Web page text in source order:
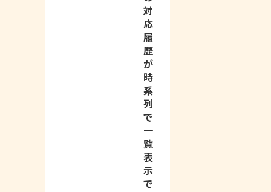
対
応
履
歴
が
時
系
列
で
一
覧
表
示
で